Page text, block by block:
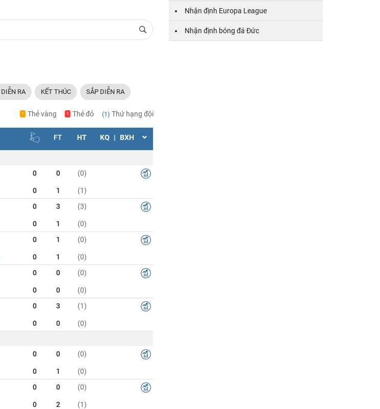
RA KẾT THÚC SẮP DIỄN RA
1 Thẻ vàng 1 Thẻ đỏ (1) Thứ hạng đội
FT HT KQ | BXH
0 0 (0)
0 1 (1)
0 3 (3)
0 1 (0)
0 1 (0)
0 1 (0)
0 0 (0)
0 0 (0)
0 3 (1)
0 0
(0)
0 0 (0)
0 1 (0)
0 0 (0)
0 2
(1)
Nhận định Europa League
Nhận định bóng đá Đức